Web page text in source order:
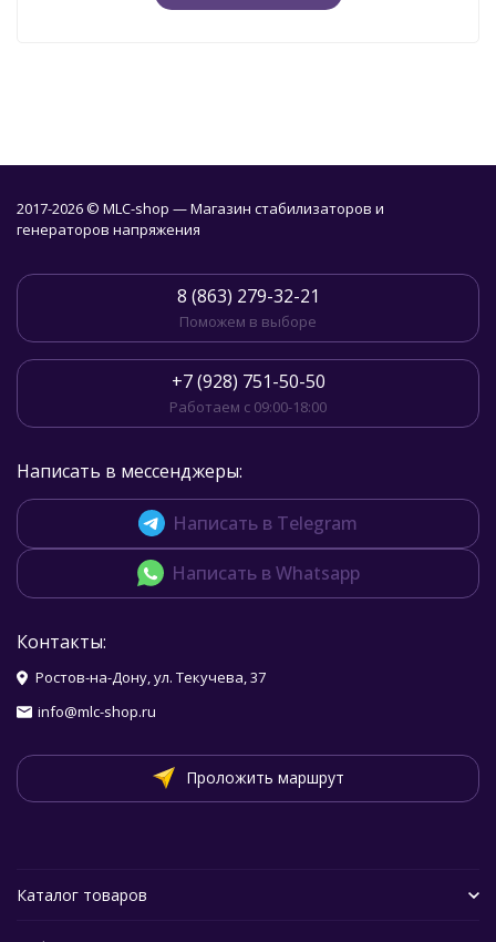
2017-2026 © MLC-shop — Магазин стабилизаторов и
генераторов напряжения
8 (863) 279-32-21
Поможем в выборе
+7 (928) 751-50-50
Работаем с 09:00-18:00
Написать в мессенджеры:
Написать в Telegram
Написать в Whatsapp
Контакты:
Ростов-на-Дону, ул. Текучева, 37
info@mlc-shop.ru
Проложить маршрут
Каталог товаров